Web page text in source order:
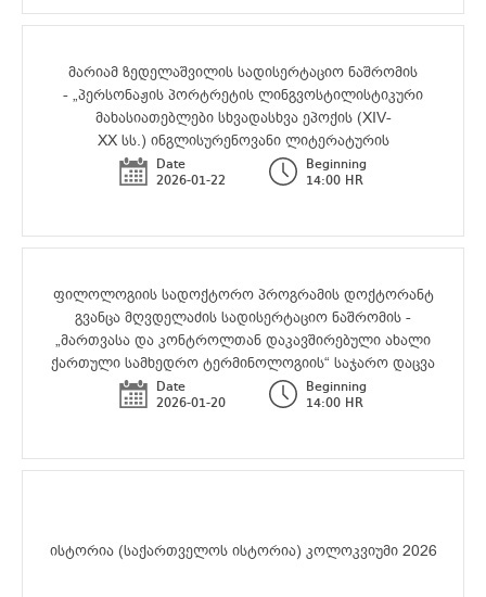
მარიამ ზედელაშვილის სადისერტაციო ნაშრომის
- „პერსონაჟის პორტრეტის ლინგვოსტილისტიკური
მახასიათებლები სხვადასხვა ეპოქის (XIV-
XX სს.) ინგლისურენოვანი ლიტერატურის
ნიმუშებში“ საჯარო დაცვა
Date
2026-01-22
Beginning
14:00 HR
ფილოლოგიის სადოქტორო პროგრამის დოქტორანტ
გვანცა მღვდელაძის სადისერტაციო ნაშრომის -
„მართვასა და კონტროლთან დაკავშირებული ახალი
ქართული სამხედრო ტერმინოლოგიის“ საჯარო დაცვა
Date
2026-01-20
Beginning
14:00 HR
ისტორია (საქართველოს ისტორია) კოლოკვიუმი 2026